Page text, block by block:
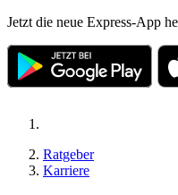
Jetzt die neue Express-App
Ratgeber
Karriere